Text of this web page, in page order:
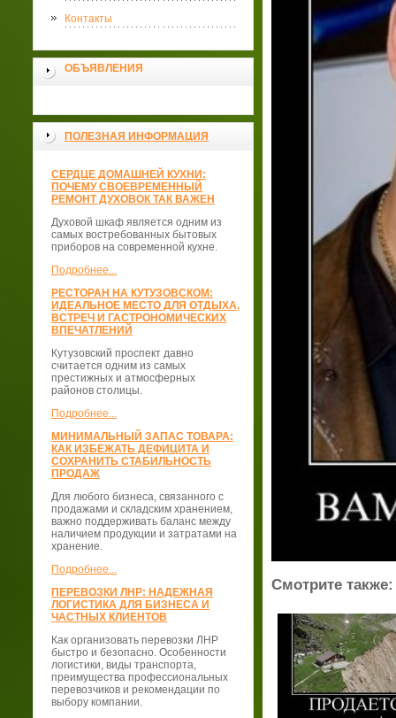
Контакты
ОБЪЯВЛЕНИЯ
ПОЛЕЗНАЯ ИНФОРМАЦИЯ
СЕРДЦЕ ДОМАШНЕЙ КУХНИ:
ПОЧЕМУ СВОЕВРЕМЕННЫЙ
РЕМОНТ ДУХОВОК ТАК ВАЖЕН
Духовой шкаф является одним из
самых востребованных бытовых
приборов на современной кухне.
Подробнее...
РЕСТОРАН НА КУТУЗОВСКОМ:
ИДЕАЛЬНОЕ МЕСТО ДЛЯ ОТДЫХА,
ВСТРЕЧ И ГАСТРОНОМИЧЕСКИХ
ВПЕЧАТЛЕНИЙ
Кутузовский проспект давно
считается одним из самых
престижных и атмосферных
районов столицы.
Подробнее...
МИНИМАЛЬНЫЙ ЗАПАС ТОВАРА:
КАК ИЗБЕЖАТЬ ДЕФИЦИТА И
СОХРАНИТЬ СТАБИЛЬНОСТЬ
ПРОДАЖ
Для любого бизнеса, связанного с
продажами и складским хранением,
важно поддерживать баланс между
наличием продукции и затратами на
хранение.
Подробнее...
ПЕРЕВОЗКИ ЛНР: НАДЕЖНАЯ
ЛОГИСТИКА ДЛЯ БИЗНЕСА И
ЧАСТНЫХ КЛИЕНТОВ
Как организовать перевозки ЛНР
быстро и безопасно. Особенности
логистики, виды транспорта,
преимущества профессиональных
перевозчиков и рекомендации по
выбору компании.
Смотрите также: